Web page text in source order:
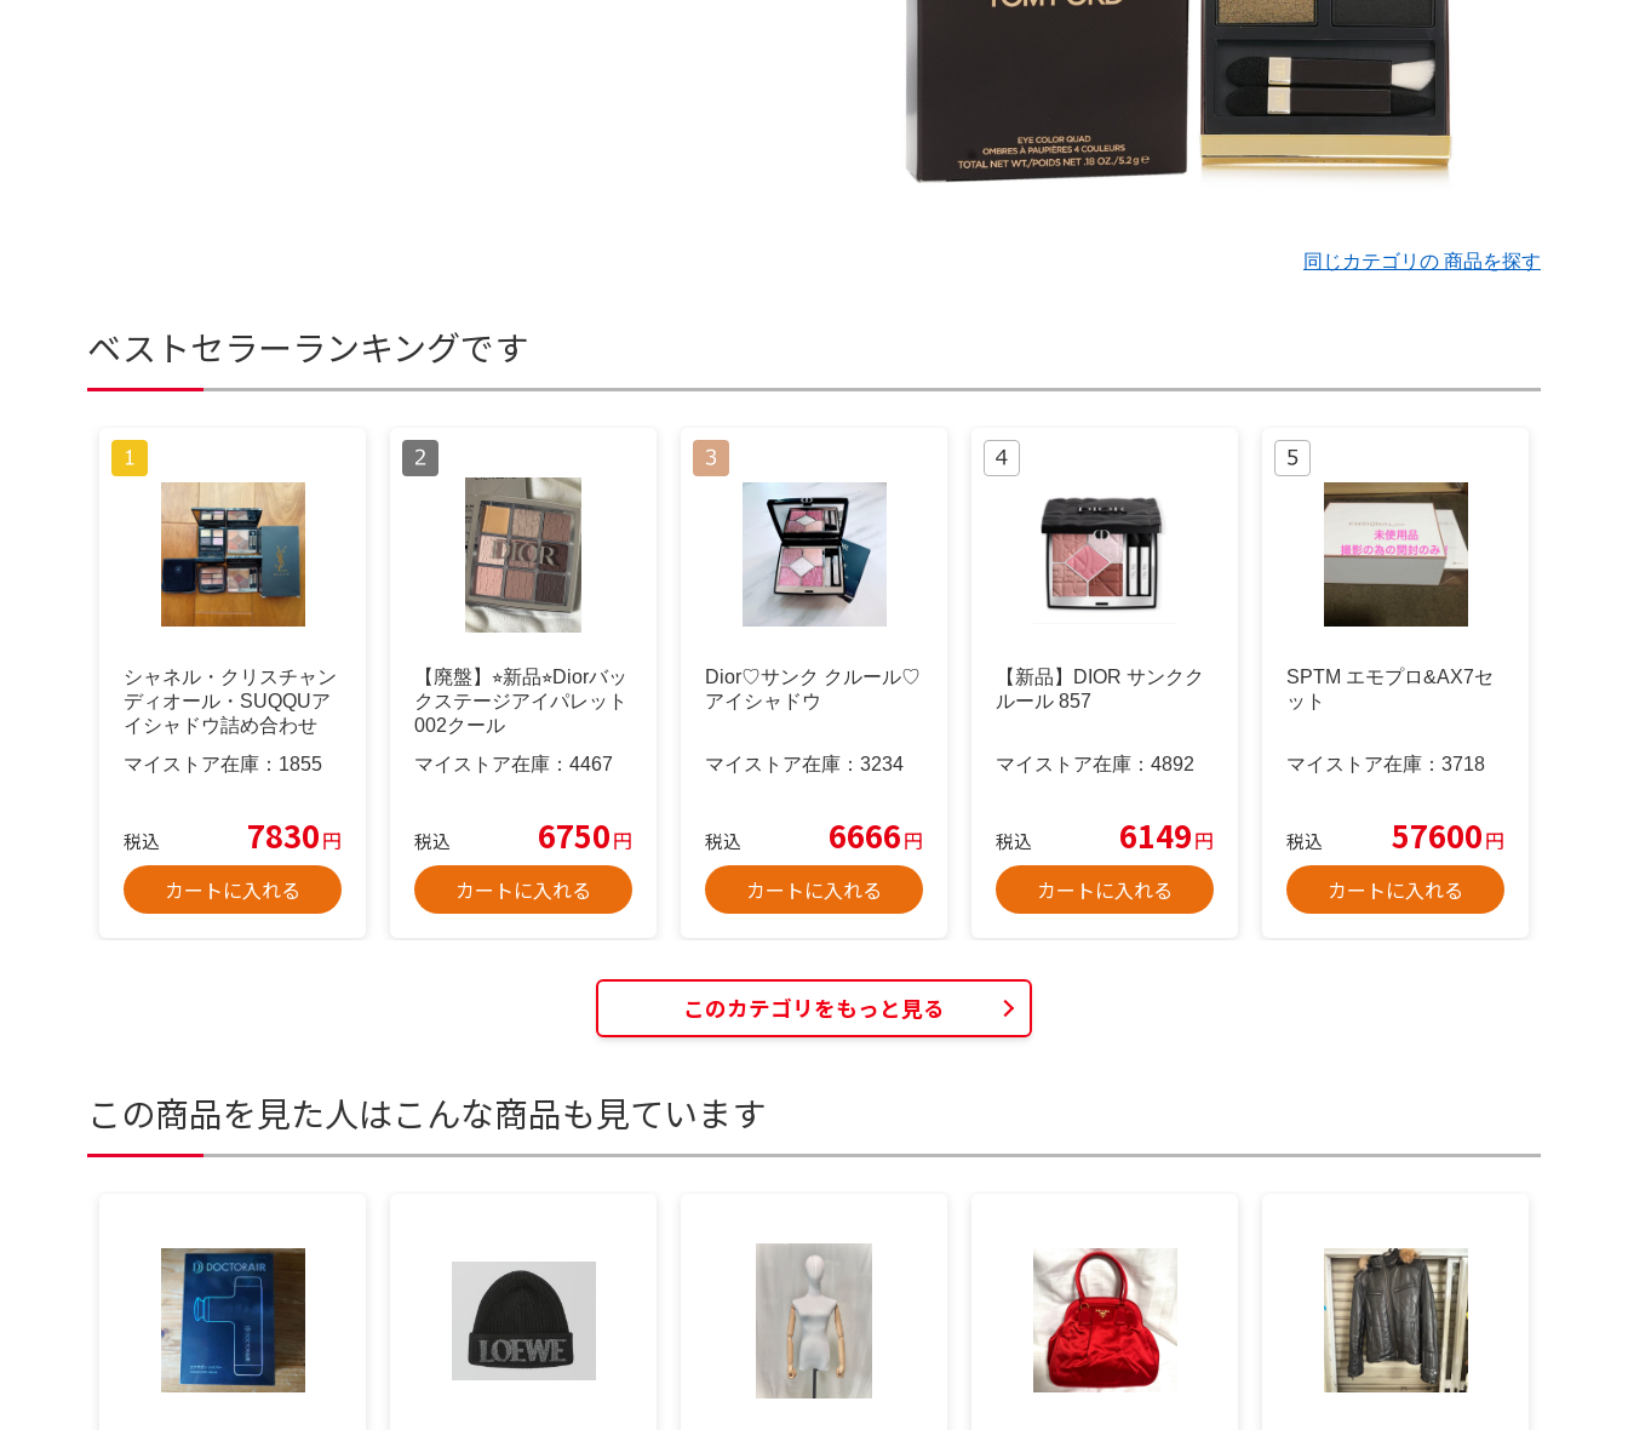
同じカテゴリの 商品を探す
ベストセラーランキングです
シャネル・クリスチャン
ディオール・SUQQUア
イシャドウ詰め合わせ
マイストア在庫： 1855
税込 7830円
カートに入れる
【廃盤】⭐︎新品⭐︎Diorバッ
クステージアイパレット
002クール
マイストア在庫： 4467
税込 6750円
カートに入れる
Dior♡サンク クルール♡
アイシャドウ
マイストア在庫： 3234
税込 6666円
カートに入れる
【新品】DIOR サンクク
ルール 857
マイストア在庫： 4892
税込 6149円
カートに入れる
SPTM エモプロ&AX7セ
ット
マイストア在庫： 3718
税込 57600円
カートに入れる
このカテゴリをもっと見る
この商品を見た人はこんな商品も見ています